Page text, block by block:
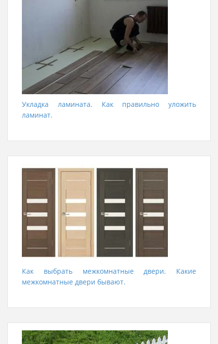
Укладка ламината. Как правильно уложить
ламинат.
Как выбрать межкомнатные двери. Какие
межкомнатные двери бывают.